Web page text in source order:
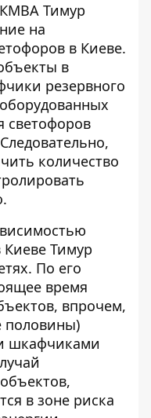
Тимур
на
в Киеве.
в
резервного
светофоров
количество
Тимур
По его
время
впрочем,
половины)
шкафчиками
в зоне риска